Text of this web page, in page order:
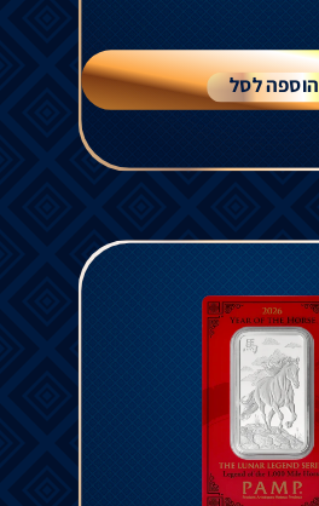
הוספה לסל